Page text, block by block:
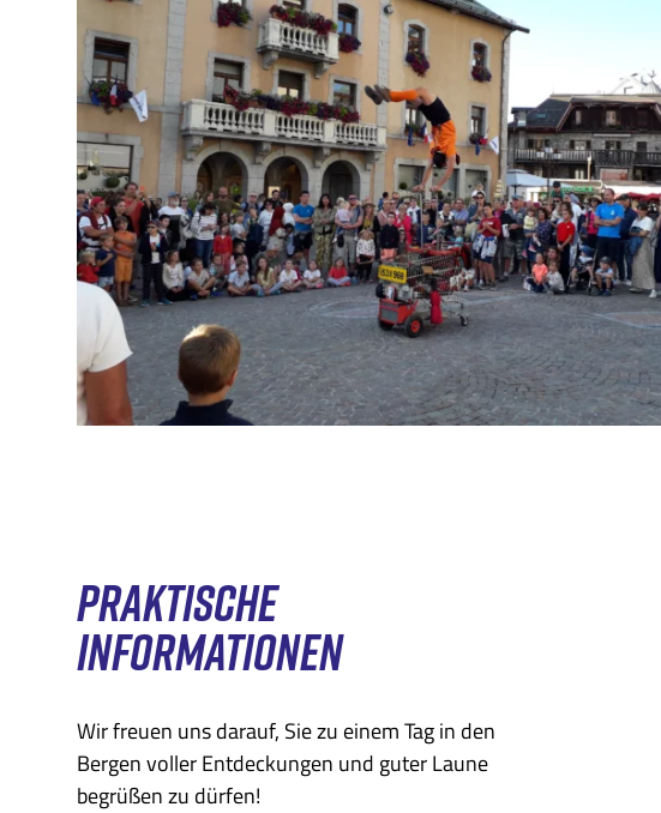
PRAKTISCHE
INFORMATIONEN
Wir freuen uns darauf, Sie zu einem Tag in den
Bergen voller Entdeckungen und guter Laune
begrüßen zu dürfen!